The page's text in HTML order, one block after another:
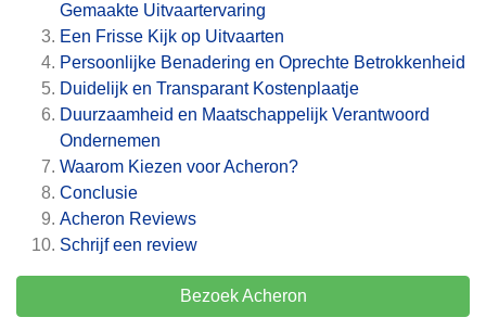
Gemaakte Uitvaartervaring
Een Frisse Kijk op Uitvaarten
Persoonlijke Benadering en Oprechte Betrokkenheid
Duidelijk en Transparant Kostenplaatje
Duurzaamheid en Maatschappelijk Verantwoord
Ondernemen
Waarom Kiezen voor Acheron?
Conclusie
Acheron Reviews
Schrijf een review
Bezoek Acheron